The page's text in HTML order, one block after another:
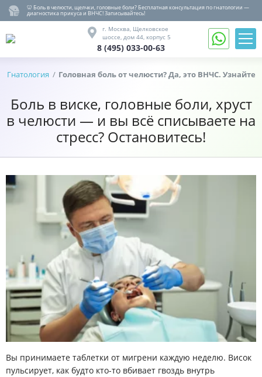
🦷 Боль в челюсти, щелчки, головные боли? Бесплатная консультация по гнатологии —
диагностика прикуса и ВНЧС! Записывайтесь!
г. Москва, Щелковское
шоссе, дом 44, корпус 5
8 (495) 033-00-63
Гнатология Головная боль от челюсти? Да, это ВНЧС. Узнайте
Боль в виске, головные боли, хруст
в челюсти — и вы всё списываете на
стресс? Остановитесь!
Вы принимаете таблетки от мигрени каждую неделю. Висок
пульсирует, как будто кто-то вбивает гвоздь внутрь
8 (495) 033-00-63
на
Обратный
Вернуться
Гнатология
Имплантация
Ортодонтия
клинике
Врачи
Цены
Контакты
Отзывы